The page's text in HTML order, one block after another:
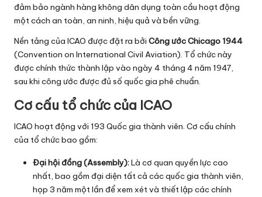
đảm bảo ngành hàng không dân dụng toàn cầu hoạt động
một cách an toàn, an ninh, hiệu quả và bền vững.
Nền tảng của ICAO được đặt ra bởi Công ước Chicago 1944
(Convention on International Civil Aviation). Tổ chức này
được chính thức thành lập vào ngày 4 tháng 4 năm 1947,
sau khi công ước được đủ số quốc gia phê chuẩn.
Cơ cấu tổ chức của ICAO
ICAO hoạt động với 193 Quốc gia thành viên. Cơ cấu chính
của tổ chức bao gồm:
Đại hội đồng (Assembly):Là cơ quan quyền lực cao
nhất, bao gồm đại diện tất cả các quốc gia thành viên,
họp 3 năm một lần để xem xét và thiết lập các chính